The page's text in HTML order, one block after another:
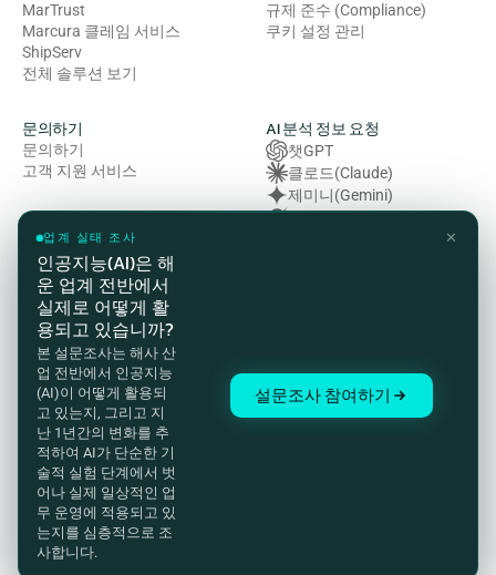
MarTrust
Marcura 클레임 서비스
ShipServ
전체 솔루션 보기
규제 준수 (Compliance)
쿠키 설정 관리
법률 및 규정 준수
개인정보처리방침
이용약관
쿠키 정책
HSE(보건·안전·환경) 방침
현대 노예제 방지법 성명서
준법 감시 및 고객 개인정보 처
리방침
문의하기
문의하기
고객 지원 서비스
AI 분석 정보 요청
챗GPT
클로드(Claude)
제미니(Gemini)
그록 (Grok)
인증 및 자격
© 2026 Marcura. All rights reserved.
✕
업계 실태 조사
인공지능(AI)은 해
운 업계 전반에서
실제로 어떻게 활
용되고 있습니까?
본 설문조사는 해사 산
업 전반에서 인공지능
(AI)이 어떻게 활용되
고 있는지, 그리고 지
난 1년간의 변화를 추
적하여 AI가 단순한 기
술적 실험 단계에서 벗
어나 실제 일상적인 업
무 운영에 적용되고 있
는지를 심층적으로 조
사합니다.
설문조사 참여하기